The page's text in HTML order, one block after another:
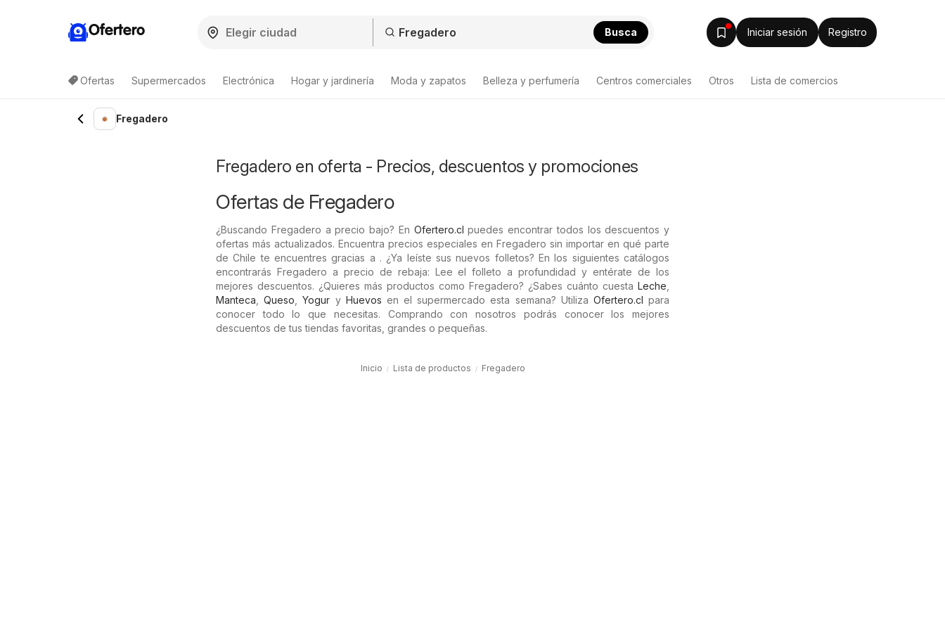
Ofertero Busca Iniciar sesión Registro
Ofertas Supermercados Electrónica Hogar y jardinería Moda y zapatos Belleza y perfumería Centros comerciales Otros Lista de comercios
Lista de productos
Fregadero
Fregadero en oferta - Precios, descuentos y promociones
Ofertas de Fregadero
¿Buscando Fregadero a precio bajo? En Ofertero.cl puedes encontrar todos los descuentos y
ofertas más actualizados. Encuentra precios especiales en Fregadero sin importar en qué parte
de Chile te encuentres gracias a . ¿Ya leíste sus nuevos folletos? En los siguientes catálogos
encontrarás Fregadero a precio de rebaja: Lee el folleto a profundidad y entérate de los
mejores descuentos. ¿Quieres más productos como Fregadero? ¿Sabes cuánto cuesta Leche
Manteca ,Queso ,Yogur y Huevos en el supermercado esta semana? Utiliza Ofertero.cl para
conocer todo lo que necesitas. Comprando con nosotros podrás conocer los mejores
descuentos de tus tiendas favoritas, grandes o pequeñas.
Inicio Lista de productos Fregadero